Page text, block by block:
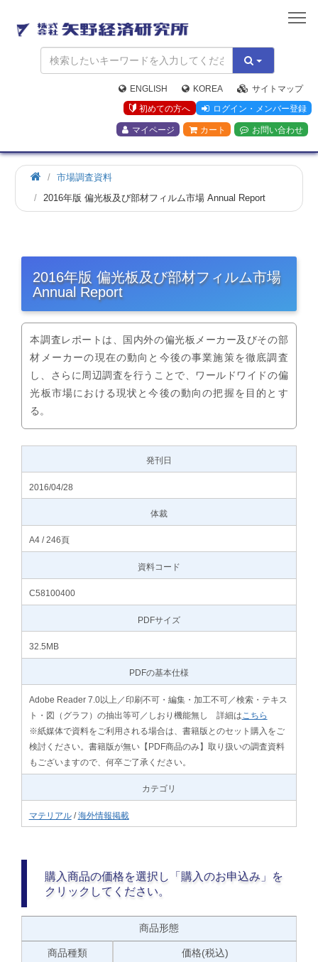
矢
野
経
済
研
究
所
ENGLISH KOREA
サイトマップ
初めての方へ
ログイン・メンバー登録
マイページ カート お問い合わせ
市場調査資料
2016年版 偏光板及び部材フィルム市場 Annual Report
2016年版 偏光板及び部材フィルム市場
Annual Report
本調査レポートは、国内外の偏光板メーカー及びその部
材メーカーの現在の動向と今後の事業施策を徹底調査
し、さらに周辺調査を行うことで、ワールドワイドの偏
光板市場における現状と今後の動向の把握を目的とす
る。
発刊日
2016/04/28
体裁
A4 / 246頁
資料コード
C58100400
PDFサイズ
32.5MB
PDFの基本仕様
Adobe Reader 7.0以上／印刷不可・編集・加工不可／検索・テキス
ト・図（グラフ）の抽出等可／しおり機能無し 詳細は こちら
※紙媒体で資料をご利用される場合は、書籍版とのセット購入をご
検討ください。書籍版が無い【PDF商品のみ】取り扱いの調査資料
もございますので、何卒ご了承ください。
カテゴリ
マテリアル/海外情報掲載
購入商品の価格を選択し「購入のお申込み」を
クリックしてください。
商品形態
商品種類 価格(税込)